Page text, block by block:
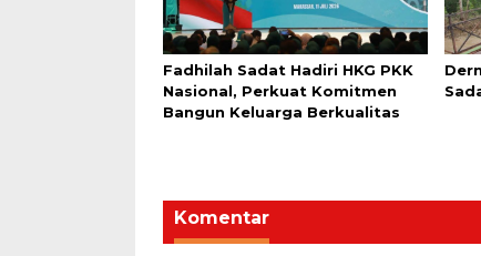
Fadhilah Sadat Hadiri HKG PKK
Nasional, Perkuat Komitmen
Bangun Keluarga Berkualitas
Komentar